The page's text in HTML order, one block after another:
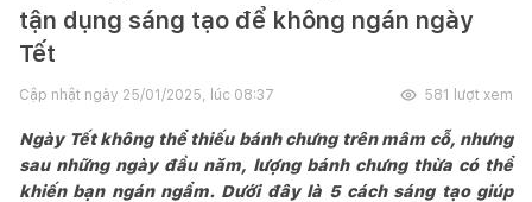
tận dụng sáng tạo để không ngán ngày
Tết
Cập nhật ngày 25/01/2025, lúc 08:37 581 lượt xem
Ngày Tết không thể thiếu bánh chưng trên mâm cỗ, nhưng
sau những ngày đầu năm, lượng bánh chưng thừa có thể
khiến bạn ngán ngẩm. Dưới đây là 5 cách sáng tạo giúp